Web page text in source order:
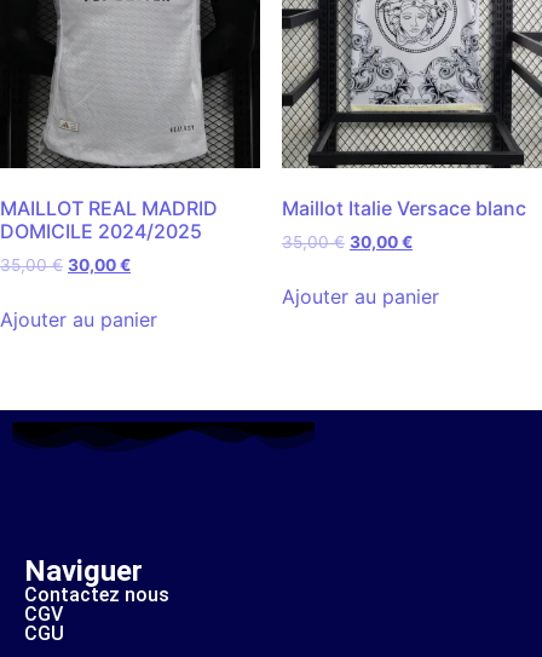
MAILLOT REAL MADRID
DOMICILE 2024/2025
35,00€ 30,00€
Ajouter au panier
Maillot Italie Versace blanc
35,00€ 30,00€
Ajouter au panier
Naviguer
Contactez nous
CGV
CGU